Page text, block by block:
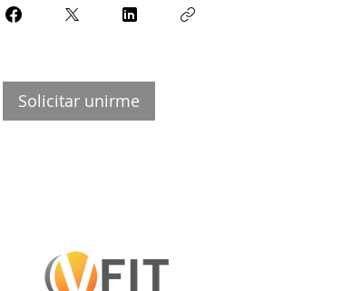
Solicitar unirme